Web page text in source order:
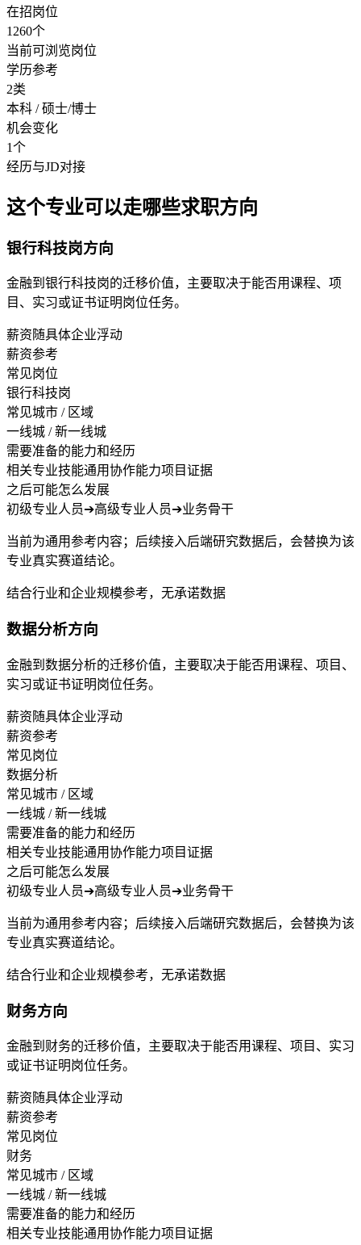
在招岗位
1260个
当前可浏览岗位
学历参考
2类
本科 / 硕士/博士
机会变化
1个
经历与JD对接
这个专业可以走哪些求职方向
银行科技岗方向
金融到银行科技岗的迁移价值，主要取决于能否用课程、项
目、实习或证书证明岗位任务。
薪资随具体企业浮动
薪资参考
常见岗位
银行科技岗
常见城市 / 区域
一线城 / 新一线城
需要准备的能力和经历
相关专业技能通用协作能力项目证据
之后可能怎么发展
初级专业人员➔高级专业人员➔业务骨干
当前为通用参考内容；后续接入后端研究数据后，会替换为该
专业真实赛道结论。
结合行业和企业规模参考，无承诺数据
数据分析方向
金融到数据分析的迁移价值，主要取决于能否用课程、项目、
实习或证书证明岗位任务。
薪资随具体企业浮动
薪资参考
常见岗位
数据分析
常见城市 / 区域
一线城 / 新一线城
需要准备的能力和经历
相关专业技能通用协作能力项目证据
之后可能怎么发展
初级专业人员➔高级专业人员➔业务骨干
当前为通用参考内容；后续接入后端研究数据后，会替换为该
专业真实赛道结论。
结合行业和企业规模参考，无承诺数据
财务方向
金融到财务的迁移价值，主要取决于能否用课程、项目、实习
或证书证明岗位任务。
薪资随具体企业浮动
薪资参考
常见岗位
财务
常见城市 / 区域
一线城 / 新一线城
需要准备的能力和经历
相关专业技能通用协作能力项目证据